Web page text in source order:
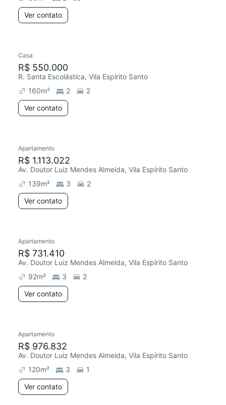
Ver contato
Casa
R$ 550.000
R. Santa Escolástica, Vila Espírito Santo
160m² 2
2
Ver contato
Apartamento
R$ 1.113.022
Av. Doutor Luiz Mendes Almeida, Vila Espírito Santo
139m² 3
2
Ver contato
Apartamento
R$ 731.410
Av. Doutor Luiz Mendes Almeida, Vila Espírito Santo
92m² 3
2
Ver contato
Apartamento
R$ 976.832
Av. Doutor Luiz Mendes Almeida, Vila Espírito Santo
120m² 3
1
Ver contato